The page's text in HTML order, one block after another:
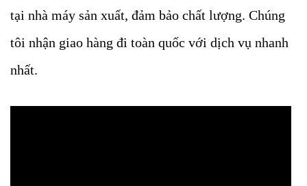
tại nhà máy sản xuất, đảm bảo chất lượng. Chúng
tôi nhận giao hàng đi toàn quốc với dịch vụ nhanh
nhất.